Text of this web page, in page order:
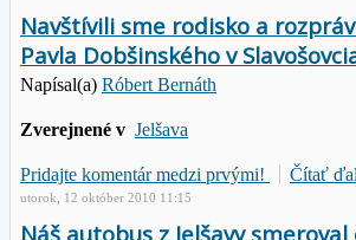
Navštívili sme rodisko a
Pavla Dobšinského v
Napísal(a) Róbert Bernáth
Zverejnené v Jelšava
Pridajte komentár medzi prvými! Čítať
utorok, 12 október 2010 11:15
Náš autobus z Jelšavy